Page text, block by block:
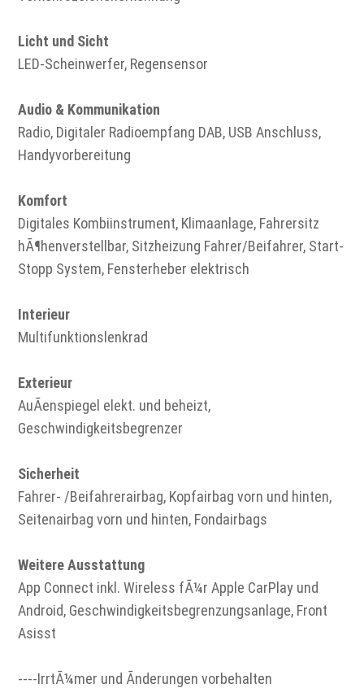
Licht und Sicht
LED-Scheinwerfer, Regensensor
Audio & Kommunikation
Radio, Digitaler Radioempfang DAB, USB Anschluss,
Handyvorbereitung
Komfort
Digitales Kombiinstrument, Klimaanlage, Fahrersitz
hÃ¶henverstellbar, Sitzheizung Fahrer/Beifahrer, Start-
Stopp System, Fensterheber elektrisch
Interieur
Multifunktionslenkrad
Exterieur
AuÃenspiegel elekt. und beheizt,
Geschwindigkeitsbegrenzer
Sicherheit
Fahrer- /Beifahrerairbag, Kopfairbag vorn und hinten,
Seitenairbag vorn und hinten, Fondairbags
Weitere Ausstattung
App Connect inkl. Wireless fÃ¼r Apple CarPlay und
Android, Geschwindigkeitsbegrenzungsanlage, Front
Asisst
----IrrtÃ¼mer und Ãnderungen vorbehalten